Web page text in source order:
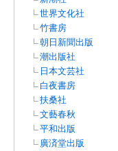
世界文化社
竹書房
朝日新聞出版
潮出版社
日本文芸社
白夜書房
扶桑社
文藝春秋
平和出版
廣済堂出版